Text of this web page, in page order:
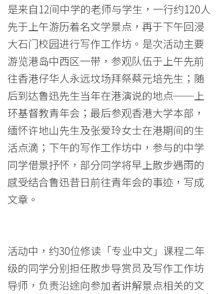
香
港
浸
会
大
学
是来自12间中学的老师与学生，一行约120人
先于上午游历着名文学景点，再于下午回浸
大石门校园进行写作工作坊。是次活动主要
游览港岛中西区一带，参观队伍于上午先前
往香港仔华人永远坟场拜祭蔡元培先生；随
后到达鲁迅先生当年在港演说的地点──上
环基督教青年会；最后参观香港大学本部，
缅怀许地山先生及张爱玲女士在港期间的生
活点滴；下午的写作工作坊中，参与的中学
同学借景抒怀，部分同学将早上散步遇雨的
感受结合鲁迅昔日前往青年会的事迹，写成
文章。
活动中，约30位修读「专业中文」课程二年
级的同学分别担任散步导赏员及写作工作坊
导师，负责沿途向参加者讲解景点相关的文